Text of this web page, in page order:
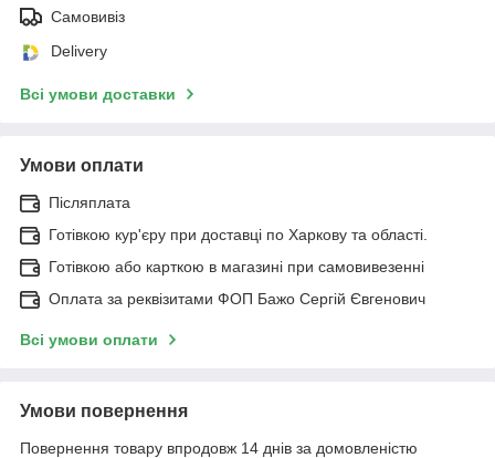
Самовивіз
Delivery
Всі умови доставки
Умови оплати
Післяплата
Готівкою кур'єру при доставці по Харкову та області.
Готівкою або карткою в магазині при самовивезенні
Оплата за реквізитами ФОП Бажо Сергій Євгенович
Всі умови оплати
Умови повернення
Повернення товару впродовж 14 днів за домовленістю